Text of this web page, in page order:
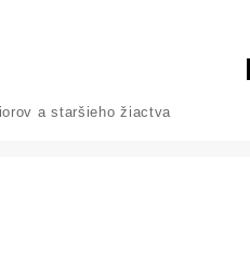
a staršieho žiactva